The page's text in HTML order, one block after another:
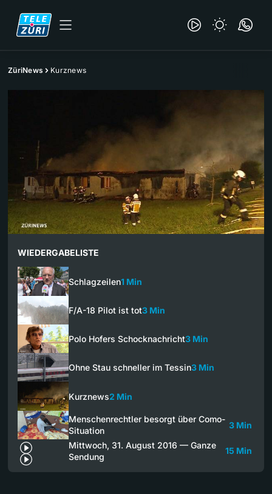
ZüriNews Kurznews
WIEDERGABELISTE
Schlagzeilen1 Min
F/A-18 Pilot ist tot3 Min
Polo Hofers Schocknachricht3 Min
Ohne Stau schneller im Tessin3 Min
Kurznews2 Min
Menschenrechtler besorgt über Como-
Situation
3 Min
Mittwoch, 31. August 2016 — Ganze
Sendung
15 Min